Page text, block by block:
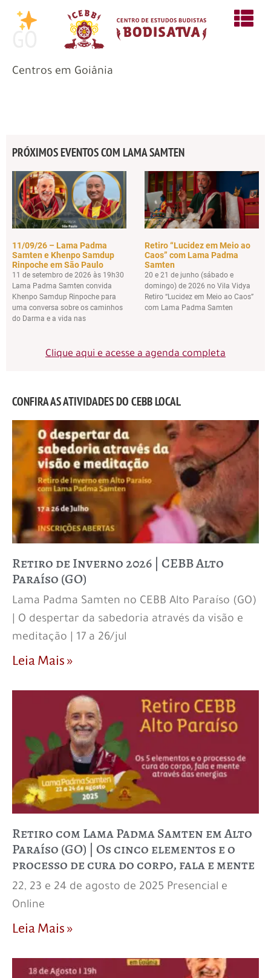
GO
Centros em Goiânia
PRÓXIMOS EVENTOS COM LAMA SAMTEN
11/09/26 – Lama Padma
Samten e Khenpo Samdup
Rinpoche em São Paulo
11 de setembro de 2026 às 19h30
Lama Padma Samten convida
Khenpo Samdup Rinpoche para
uma conversa sobre os caminhos
do Darma e a vida nas
Retiro “Lucidez em Meio ao
Caos” com Lama Padma
Samten
20 e 21 de junho (sábado e
domingo) de 2026 no Vila Vidya
Retiro “Lucidez em Meio ao Caos”
com Lama Padma Samten
Clique aqui e acesse a agenda completa
CONFIRA AS ATIVIDADES DO CEBB LOCAL
Retiro de Inverno 2026 | CEBB Alto
Paraíso (GO)
Lama Padma Samten no CEBB Alto Paraíso (GO)
| O despertar da sabedoria através da visão e
meditação | 17 a 26/jul
Leia Mais »
Retiro com Lama Padma Samten em Alto
Paraíso (GO) | Os cinco elementos e o
processo de cura do corpo, fala e mente
22, 23 e 24 de agosto de 2025 Presencial e
Online
Leia Mais »